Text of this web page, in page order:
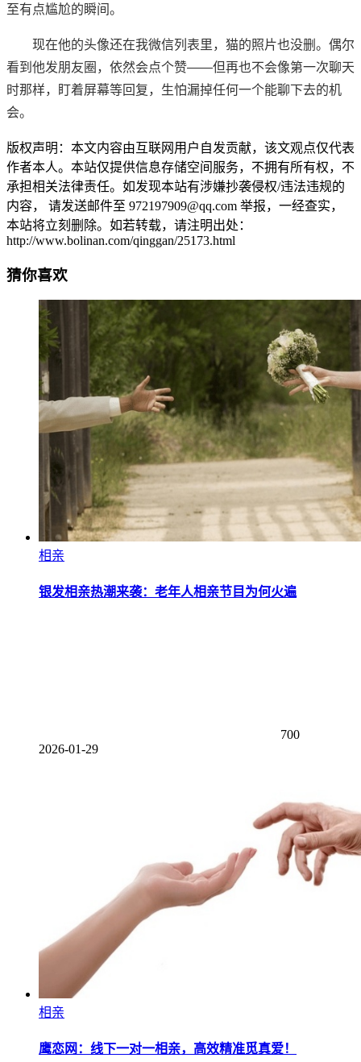
至有点尴尬的瞬间。
现在他的头像还在我微信列表里，猫的照片也没删。偶尔
看到他发朋友圈，依然会点个赞——但再也不会像第一次聊天
时那样，盯着屏幕等回复，生怕漏掉任何一个能聊下去的机
会。
版权声明：本文内容由互联网用户自发贡献，该文观点仅代表
作者本人。本站仅提供信息存储空间服务，不拥有所有权，不
承担相关法律责任。如发现本站有涉嫌抄袭侵权/违法违规的
内容， 请发送邮件至 972197909@qq.com 举报，一经查实，
本站将立刻删除。如若转载，请注明出处：
http://www.bolinan.com/qinggan/25173.html
猜你喜欢
相亲
银发相亲热潮来袭：老年人相亲节目为何火遍
700
2026-01-29
相亲
鹰恋网：线下一对一相亲，高效精准觅真爱！